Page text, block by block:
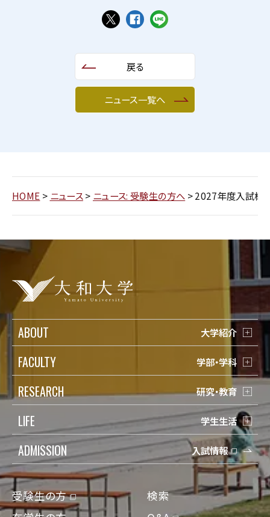
戻る
ニュース一覧へ
HOME > ニュース> ニュース: 受験生の方へ >2027年度入試概要
ABOUT 大学紹介
FACULTY 学部・学科
RESEARCH 研究・教育
LIFE 学生生活
ADMISSION 入試情報
受験生の方
検索